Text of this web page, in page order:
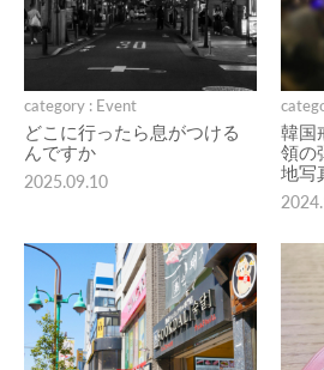
category : Event
どこに行ったら息がつける
んですか
2025.09.10
韓国
領の
地写